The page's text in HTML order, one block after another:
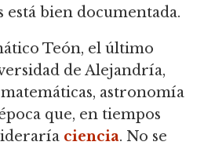
está bien documentada.
Teón, el último
de Alejandría,
astronomía
que, en tiempos
ciencia. No se